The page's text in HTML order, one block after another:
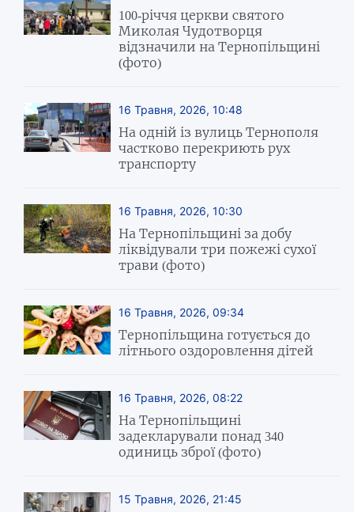
100-річчя церкви святого
Миколая Чудотворця
відзначили на Тернопільщині
(фото)
16 Травня, 2026, 10:48
На одній із вулиць Тернополя
частково перекриють рух
транспорту
16 Травня, 2026, 10:30
На Тернопільщині за добу
ліквідували три пожежі сухої
трави (фото)
16 Травня, 2026, 09:34
Тернопільщина готується до
літнього оздоровлення дітей
16 Травня, 2026, 08:22
На Тернопільщині
задекларували понад 340
одиниць зброї (фото)
15 Травня, 2026, 21:45